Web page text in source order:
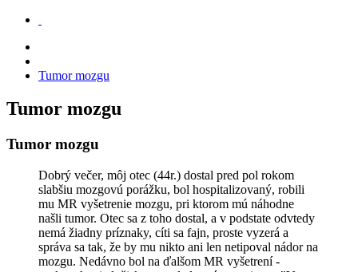
Tumor mozgu
Tumor mozgu
Tumor mozgu
Dobrý večer, môj otec (44r.) dostal pred pol rokom
slabšiu mozgovú porážku, bol hospitalizovaný, robili
mu MR vyšetrenie mozgu, pri ktorom mú náhodne
našli tumor. Otec sa z toho dostal, a v podstate odvtedy
nemá žiadny príznaky, cíti sa fajn, proste vyzerá a
správa sa tak, že by mu nikto ani len netipoval nádor na
mozgu. Nedávno bol na ďalšom MR vyšetrení -